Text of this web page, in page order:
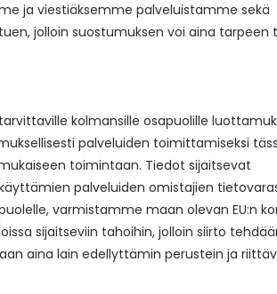
ja viestiäksemme palveluistamme sekä
jolloin suostumuksen voi aina tarpeen
kolmansille osapuolille
palveluiden toimittamiseksi
toimintaan. Tiedot sijaitsevat
palveluiden omistajien
varmistamme maan olevan EU:n
sijaitseviin tahoihin, jolloin siirto
aina lain edellyttämin perustein ja